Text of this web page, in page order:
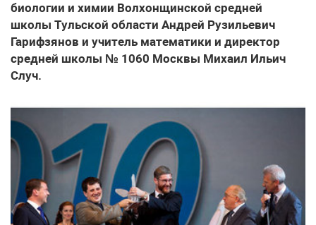
биологии и химии Волхонщинской средней
школы Тульской области Андрей Рузильевич
Гарифзянов и учитель математики и директор
средней школы № 1060 Москвы Михаил Ильич
Случ.